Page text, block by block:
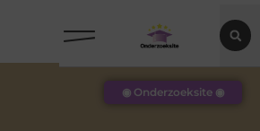
◉ Onderzoeksite ◉